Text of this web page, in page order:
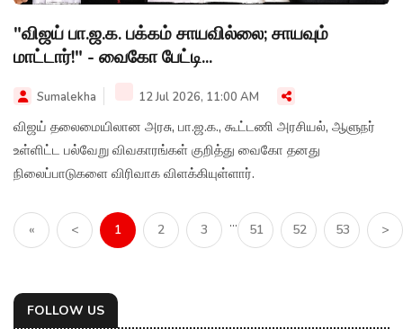
"விஜய் பா.ஜ.க. பக்கம் சாயவில்லை; சாயவும்
மாட்டார்!" - வைகோ பேட்டி...
Sumalekha 12 Jul 2026, 11:00 AM
விஜய் தலைமையிலான அரசு, பா.ஜ.க., கூட்டணி அரசியல், ஆளுநர்
உள்ளிட்ட பல்வேறு விவகாரங்கள் குறித்து வைகோ தனது
நிலைப்பாடுகளை விரிவாக விளக்கியுள்ளார்.
« < 1 2 3 ... 51 52 53 >
FOLLOW US